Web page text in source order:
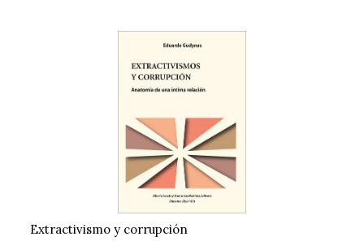
Extractivismo y corrupción